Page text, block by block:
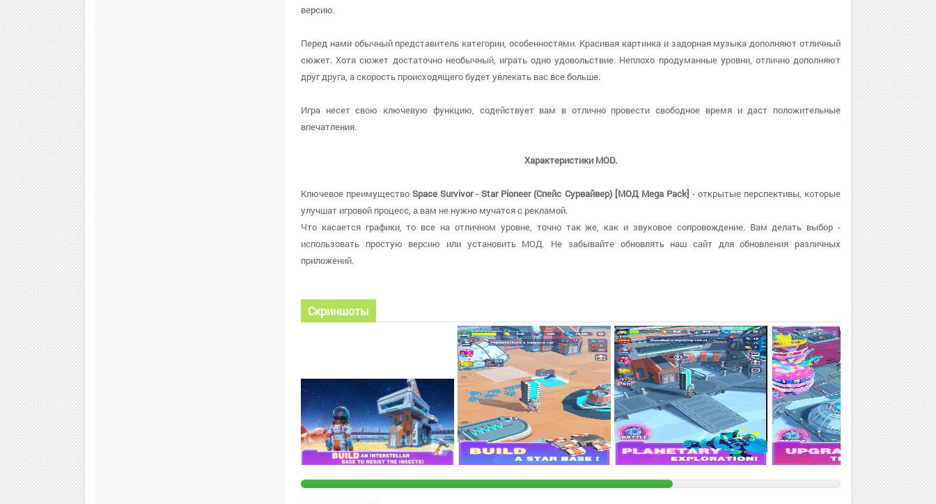
версию.
Перед нами обычный представитель категории, особенностями. Красивая картинка и задорная музыка дополняют отличный
сюжет. Хотя сюжет достаточно необычный, играть одно удовольствие. Неплохо продуманные уровни, отлично дополняют
друг друга, а скорость происходящего будет увлекать вас все больше.
Игра несет свою ключевую функцию, содействует вам в отлично провести свободное время и даст положительные
впечатления.
Характеристики MOD.
Ключевое преимуществоSpace Survivor - Star Pioneer (Спейс Сурвайвер) [МОД Mega Pack] - открытые перспективы, которые
улучшат игровой процесс, а вам не нужно мучатся с рекламой.
Что касается графики, то все на отличном уровне, точно так же, как и звуковое сопровождение. Вам делать выбор -
использовать простую версию или установить МОД. Не забывайте обновлять наш сайт для обновления различных
приложений.
Скриншоты